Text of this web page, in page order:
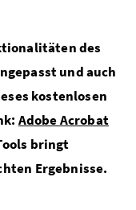
des
und auch
kostenlosen
Adobe Acrobat
bringt
Ergebnisse.